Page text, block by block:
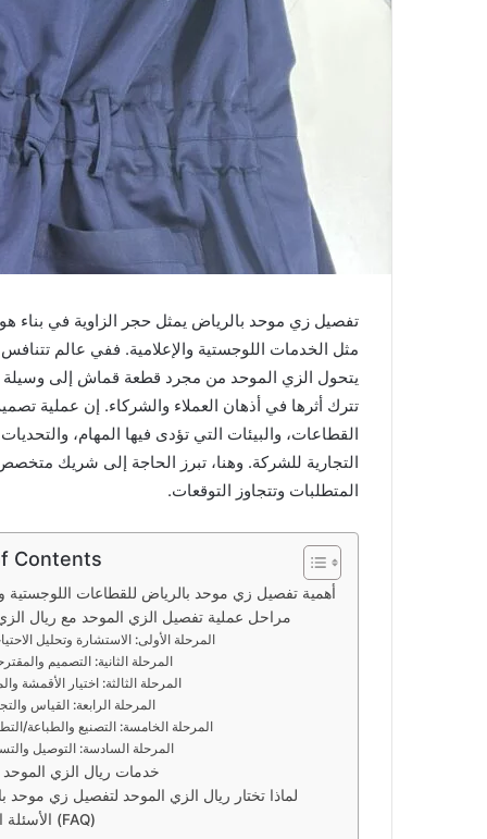
تفصيل زي موحد بالرياض يمثل حجر الزاوية في بناء
مثل الخدمات اللوجستية والإعلامية. ففي عالم
يتحول الزي الموحد من مجرد قطعة قماش إلى وسيلة
تترك أثرها في أذهان العملاء والشركاء. إن عملية
القطاعات، والبيئات التي تؤدى فيها المهام،
التجارية للشركة. وهنا، تبرز الحاجة إلى شريك
المتطلبات وتتجاوز التوقعات.
Contents
أهمية تفصيل زي موحد بالرياض للقطاعات اللوجستية
مراحل عملية تفصيل الزي الموحد مع ريال
المرحلة الأولى: الاستشارة وتحليل
المرحلة الثانية: التصميم
المرحلة الثالثة: اختيار الأقمشة
المرحلة الرابعة: القياس
المرحلة الخامسة: التصنيع والطباعة/
المرحلة السادسة: التوصيل
خدمات ريال الزي الموحد
لماذا تختار ريال الزي الموحد لتفصيل زي موحد
الأسئلة المتكررة (FAQ)